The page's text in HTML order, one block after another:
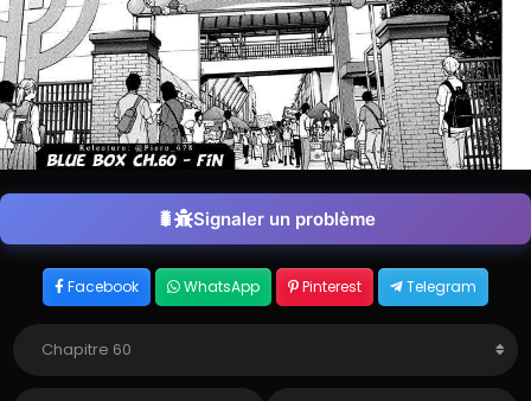
Signaler un problème
Facebook WhatsApp Pinterest Telegram